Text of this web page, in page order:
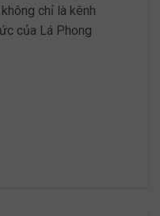
chỉ là kênh
của Lá Phong